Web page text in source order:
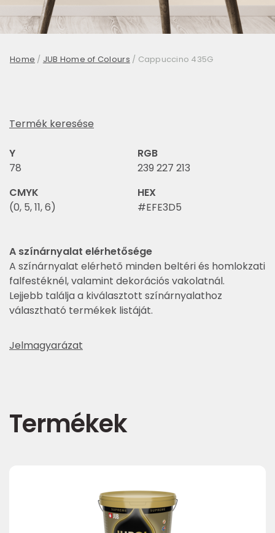
Home / JUB Home of Colours / Cappuccino 435G
Termék keresése
Y
78
RGB
239 227 213
CMYK
(0, 5, 11, 6)
HEX
#EFE3D5
A színárnyalat elérhetősége
A színárnyalat elérhető minden beltéri és homlokzati
falfestéknél, valamint dekorációs vakolatnál.
Lejjebb találja a kiválasztott színárnyalathoz
választható termékek listáját.
Jelmagyarázat
Termékek